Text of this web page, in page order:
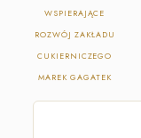
WSPIERAJĄCE
ROZWÓJ ZAKŁADU
CUKIERNICZEGO
MAREK GAGATEK